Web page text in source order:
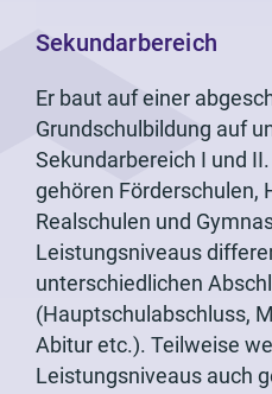
Sekundarbereich
Er baut auf einer
Grundschulbildung auf
Sekundarbereich I und
gehören Förderschulen,
Realschulen und
Leistungsniveaus
unterschiedlichen
(Hauptschulabschluss,
Abitur etc.). Teilweise
Leistungsniveaus auch